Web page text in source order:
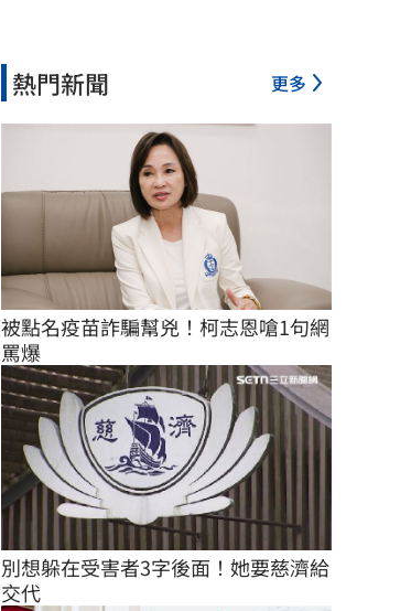
熱門新聞 更多
被點名疫苗詐騙幫兇！柯志恩嗆1句網
罵爆
別想躲在受害者3字後面！她要慈濟給
交代